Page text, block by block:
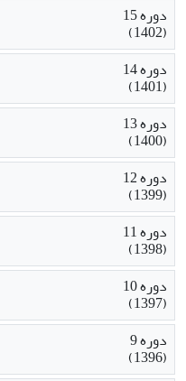
دوره 15
(1402)
دوره 14
(1401)
دوره 13
(1400)
دوره 12
(1399)
دوره 11
(1398)
دوره 10
(1397)
دوره 9
(1396)